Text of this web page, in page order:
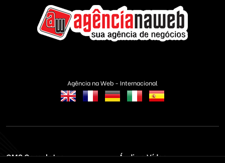
Agência na Web - Internacional
CMS Completos Áudio e Vídeo